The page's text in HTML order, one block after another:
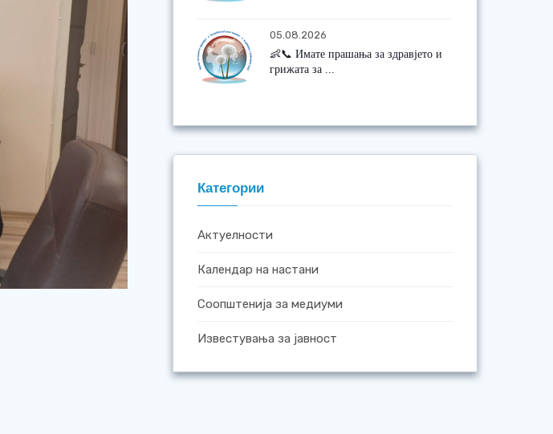
05.08.2026
👶📞 Имате прашања за здравјето и
грижата за ...
Категории
Актуелности
Календар на настани
Соопштенија за медиуми
Известувања за јавност